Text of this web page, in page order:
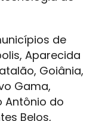
de
Aparecida
Goiânia,
Gama,
Antônio do
Belos,